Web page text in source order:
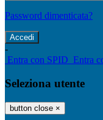
Password dimenticata?
-
Entra con SPID Entra
Seleziona utente
button close ×